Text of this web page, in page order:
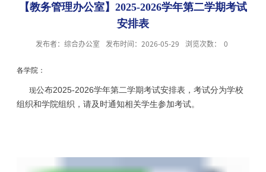
【教务管理办公室】2025-2026学年第二学期考试
安排表
发布者：综合办公室 发布时间：2026-05-29 浏览次数： 0
各学院：
现公布2025-2026学年第二学期考试安排表，考试分为学校
组织和学院组织，请及时通知相关学生参加考试。